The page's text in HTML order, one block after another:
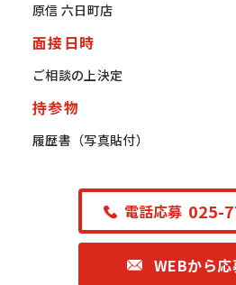
原信 六日町店
面接日時
ご相談の上決定
持参物
履歴書（写真貼付）
電話応募 025-
WEBから応